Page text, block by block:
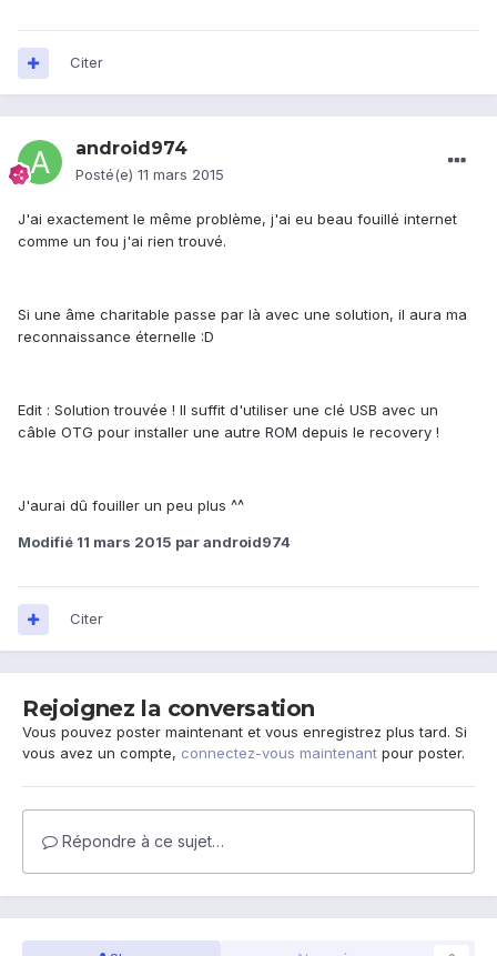
Citer
android974
Posté(e) 11 mars 2015
J'ai exactement le même problème, j'ai eu beau fouillé internet
comme un fou j'ai rien trouvé.
Si une âme charitable passe par là avec une solution, il aura ma
reconnaissance éternelle :D
Edit : Solution trouvée ! Il suffit d'utiliser une clé USB avec un
câble OTG pour installer une autre ROM depuis le recovery !
J'aurai dû fouiller un peu plus ^^
Modifié 11 mars 2015 par android974
Citer
Rejoignez la conversation
Vous pouvez poster maintenant et vous enregistrez plus tard. Si
vous avez un compte, connectez-vous maintenant pour poster.
Répondre à ce sujet…